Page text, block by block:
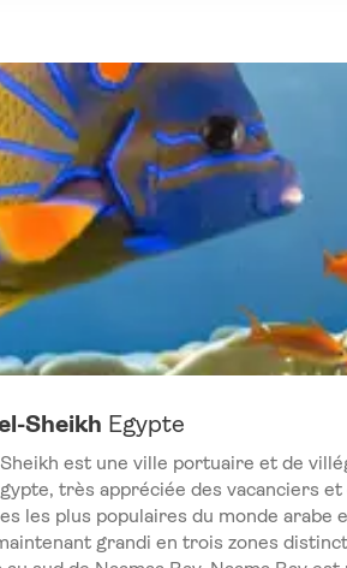
Sheikh Egypte
est une ville portuaire et de
très appréciée des vacanciers
les plus populaires du monde arabe
grandi en trois zones